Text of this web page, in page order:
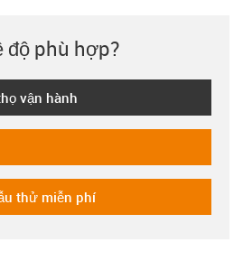
độ phù hợp?
vận hành
thử miễn phí